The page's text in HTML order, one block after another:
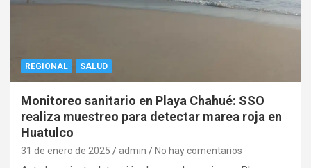
REGIONAL SALUD
Monitoreo sanitario en Playa Chahué: SSO
realiza muestreo para detectar marea roja en
Huatulco
31 de enero de 2025 admin No hay comentarios